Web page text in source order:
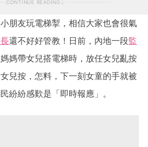
CONTINUE READING
朋友玩電梯掣，相信大家也會很氣
還不好好管教！日前，內地一段監
媽帶女兒搭電梯時，放任女兒亂按
兒按，怎料，下一刻女童的手就被
紛紛感歎是「即時報應」。